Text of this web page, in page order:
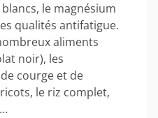
le magnésium
qualités antifatigue.
aliments
noir), les
courge et de
le riz complet,